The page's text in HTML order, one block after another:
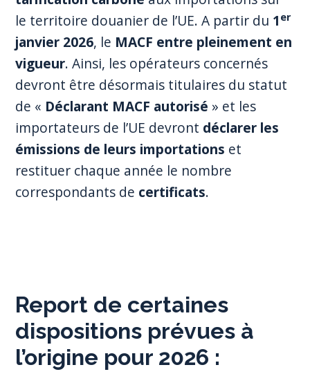
le territoire douanier de l’UE. A partir du 1 er
janvier 2026, le MACF entre pleinement en
vigueur. Ainsi, les opérateurs concernés
devront être désormais titulaires du statut
de « Déclarant MACF autorisé » et les
importateurs de l’UE devront déclarer les
émissions de leurs importations et
restituer chaque année le nombre
correspondants de certificats.
Report de certaines
dispositions prévues à
l’origine pour 2026 :